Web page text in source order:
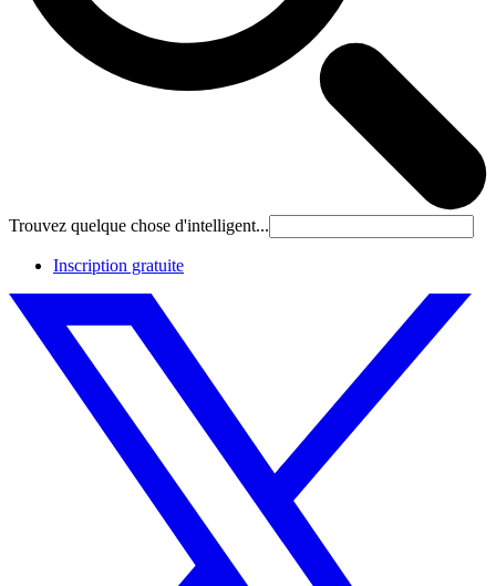
Trouvez quelque chose d'intelligent...
Inscription gratuite